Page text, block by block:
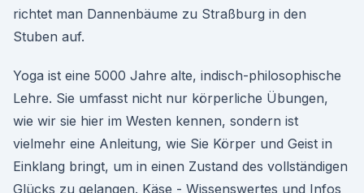
richtet man Dannenbäume zu Straßburg in den
Stuben auf.
Yoga ist eine 5000 Jahre alte, indisch-philosophische
Lehre. Sie umfasst nicht nur körperliche Übungen,
wie wir sie hier im Westen kennen, sondern ist
vielmehr eine Anleitung, wie Sie Körper und Geist in
Einklang bringt, um in einen Zustand des vollständigen
Glücks zu gelangen. Käse - Wissenswertes und Infos